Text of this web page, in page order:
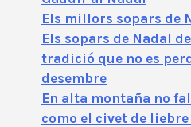
Els millors sopars de
Els sopars de Nadal
tradició que no es
desembre
En alta montaña no
como el civet de